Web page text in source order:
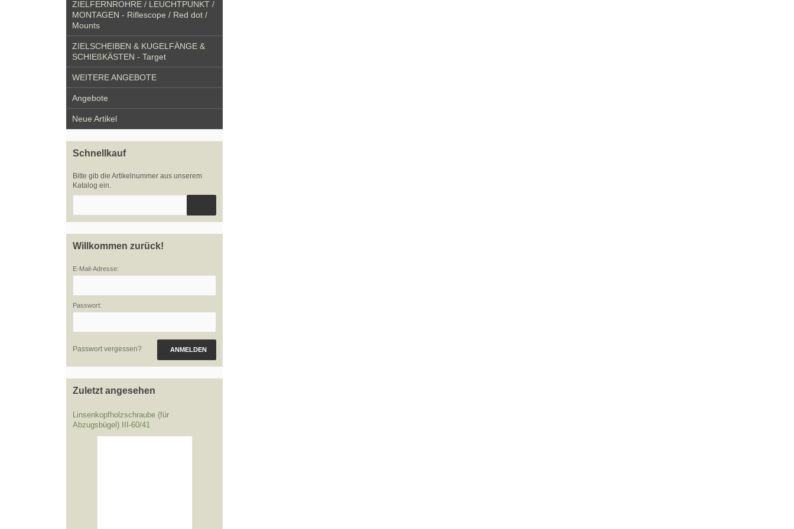
ZIELFERNROHRE / LEUCHTPUNKT /
MONTAGEN - Riflescope / Red dot /
Mounts
ZIELSCHEIBEN & KUGELFÄNGE &
SCHIEßKÄSTEN - Target
WEITERE ANGEBOTE
Angebote
Neue Artikel
Schnellkauf
Bitte gib die Artikelnummer aus unserem
Katalog ein.
Willkommen zurück!
E-Mail-Adresse:
Passwort:
Passwort vergessen? ANMELDEN
Zuletzt angesehen
Linsenkopfholzschraube (für
Abzugsbügel) III-60/41